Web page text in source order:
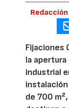
Fijaciones
la
industrial
de 700